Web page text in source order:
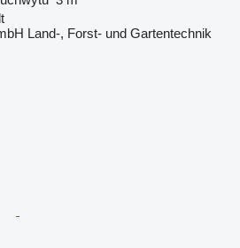
Land-, Forst- und Gartentechnik